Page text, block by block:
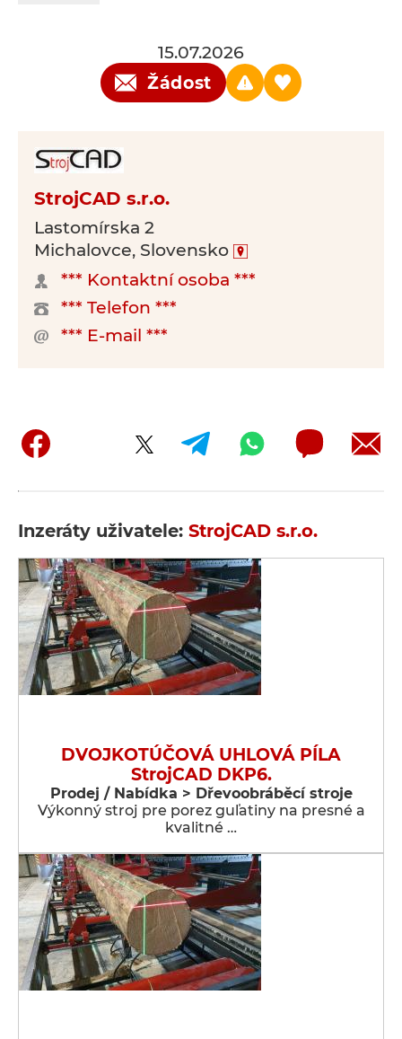
15.07.2026
Žádost
StrojCAD s.r.o.
Lastomírska 2
Michalovce, Slovensko
*** Kontaktní osoba ***
*** Telefon ***
*** E-mail ***
Inzeráty uživatele: StrojCAD s.r.o.
DVOJKOTÚČOVÁ UHLOVÁ PÍLA
StrojCAD DKP6.
Prodej / Nabídka > Dřevoobráběcí stroje
Výkonný stroj pre porez guľatiny na presné a
kvalitné …